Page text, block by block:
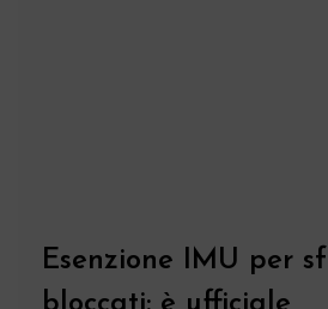
Esenzione IMU per